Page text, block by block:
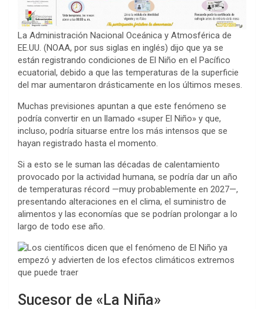
La Administración Nacional Oceánica y Atmosférica de
EE.UU. (NOAA, por sus siglas en inglés) dijo que ya se
están registrando condiciones de El Niño en el Pacífico
ecuatorial, debido a que las temperaturas de la superficie
del mar aumentaron drásticamente en los últimos meses.
Muchas previsiones apuntan a que este fenómeno se
podría convertir en un llamado «super El Niño» y que,
incluso, podría situarse entre los más intensos que se
hayan registrado hasta el momento.
Si a esto se le suman las décadas de calentamiento
provocado por la actividad humana, se podría dar un año
de temperaturas récord —muy probablemente en 2027—,
presentando alteraciones en el clima, el suministro de
alimentos y las economías que se podrían prolongar a lo
largo de todo ese año.
Sucesor de «La Niña»